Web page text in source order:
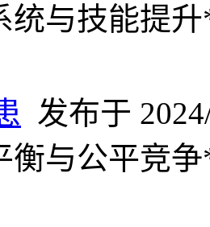
统与技能提
发布于
衡与公平竞